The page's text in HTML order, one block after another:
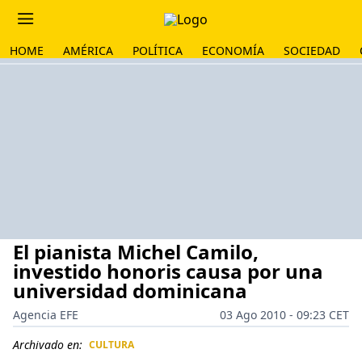
HOME AMÉRICA POLÍTICA ECONOMÍA SOCIEDAD
El pianista Michel Camilo,
investido honoris causa por una
universidad dominicana
Agencia EFE
03 Ago 2010 - 09:23 CET
Archivado en: CULTURA